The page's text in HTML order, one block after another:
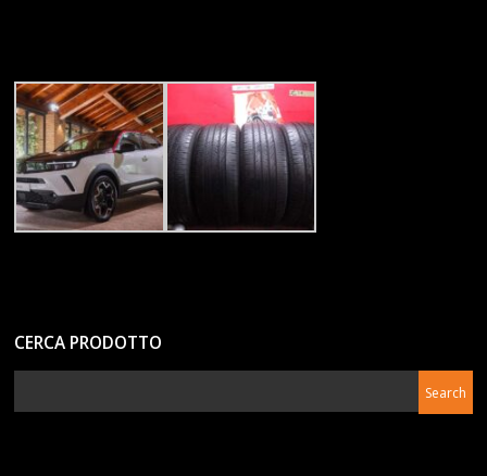
CERCA PRODOTTO